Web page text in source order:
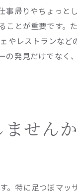
事帰りやちょっと
ことが重要です。
やレストランなど
の発見だけでなく
せんか
。特に足つぼマッ